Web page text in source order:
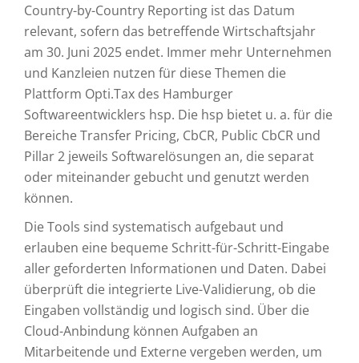
Country-by-Country Reporting ist das Datum
relevant, sofern das betreffende Wirtschaftsjahr
am 30. Juni 2025 endet. Immer mehr Unternehmen
und Kanzleien nutzen für diese Themen die
Plattform Opti.Tax des Hamburger
Softwareentwicklers hsp. Die hsp bietet u. a. für die
Bereiche Transfer Pricing, CbCR, Public CbCR und
Pillar 2 jeweils Softwarelösungen an, die separat
oder miteinander gebucht und genutzt werden
können.
Die Tools sind systematisch aufgebaut und
erlauben eine bequeme Schritt-für-Schritt-Eingabe
aller geforderten Informationen und Daten. Dabei
überprüft die integrierte Live-Validierung, ob die
Eingaben vollständig und logisch sind. Über die
Cloud-Anbindung können Aufgaben an
Mitarbeitende und Externe vergeben werden, um